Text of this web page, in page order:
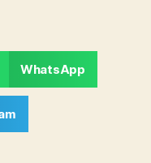
WhatsApp